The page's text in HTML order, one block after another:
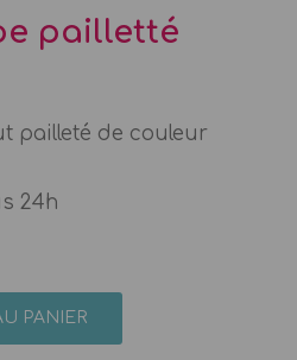
pailletté
pailleté de couleur
24h
PANIER